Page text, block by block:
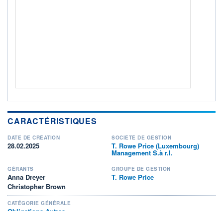
CARACTÉRISTIQUES
DATE DE CRÉATION
28.02.2025
SOCIÉTÉ DE GESTION
T. Rowe Price (Luxembourg)
Management S.à r.l.
GÉRANTS
Anna Dreyer
Christopher Brown
GROUPE DE GESTION
T. Rowe Price
CATÉGORIE GÉNÉRALE